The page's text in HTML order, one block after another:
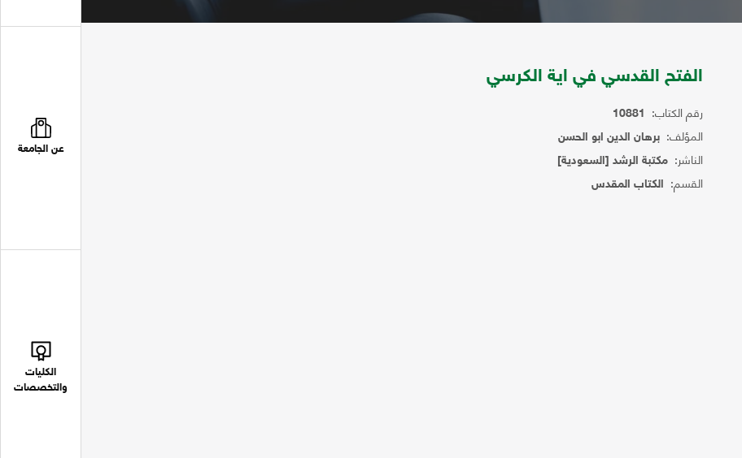
عن الجامعة
الكليات
والتخصصات
الفتح القدسي في اية الكرسي
رقم الكتاب: 10881
المؤلف: برهان الدين ابو الحسن
الناشر: مكتبة الرشد [السعودية]
القسم: الكتاب المقدس